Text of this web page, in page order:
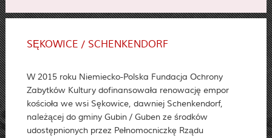
SĘKOWICE / SCHENKENDORF
W 2015 roku Niemiecko-Polska Fundacja Ochrony
Zabytków Kultury dofinansowała renowację empor
kościoła we wsi Sękowice, dawniej Schenkendorf,
należącej do gminy Gubin / Guben ze środków
udostępnionych przez Pełnomocniczkę Rządu